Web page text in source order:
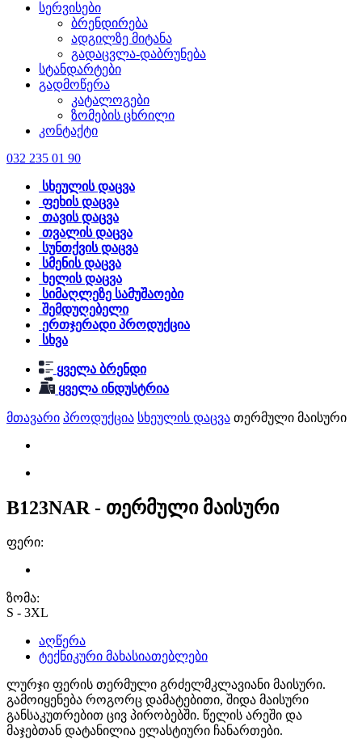
სერვისები
ბრენდირება
ადგილზე მიტანა
გადაცვლა-დაბრუნება
სტანდარტები
გადმოწერა
კატალოგები
ზომების ცხრილი
კონტაქტი
032 235 01 90
სხეულის დაცვა
ფეხის დაცვა
თავის დაცვა
თვალის დაცვა
სუნთქვის დაცვა
სმენის დაცვა
ხელის დაცვა
სიმაღლეზე სამუშაოები
შემდუღებელი
ერთჯერადი პროდუქცია
სხვა
ყველა ბრენდი
ყველა ინდუსტრია
მთავარი პროდუქცია სხეულის დაცვა თერმული მაისური
B123NAR - თერმული მაისური
ფერი:
ზომა:
S - 3XL
აღწერა
ტექნიკური მახასიათებლები
ლურჯი ფერის თერმული გრძელმკლავიანი მაისური.
გამოიყენება როგორც დამატებითი, შიდა მაისური
განსაკუთრებით ცივ პირობებში. წელის არეში და
მაჯებთან დატანილია ელასტიური ჩანართები.